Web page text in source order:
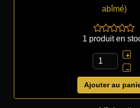
abîmé)
1 produit en
+
–
Ajouter au